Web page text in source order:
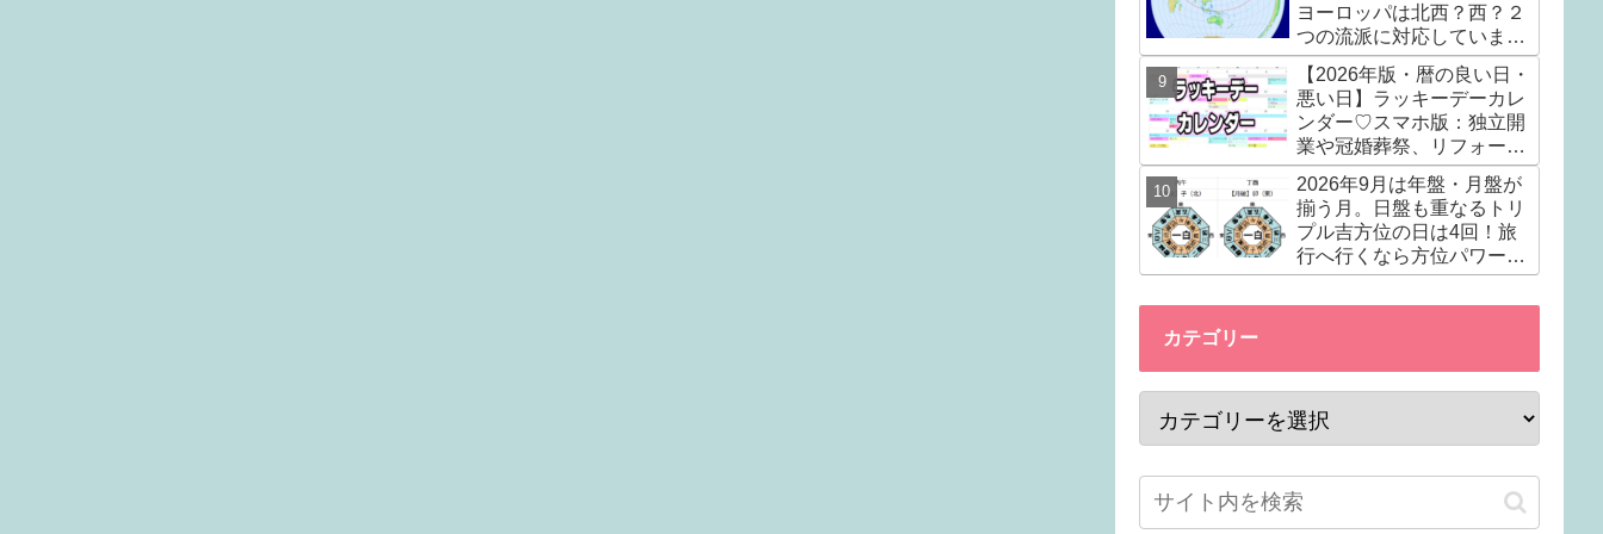
ヨーロッパは北西？西？２
つの流派に対応していま
す。
【2026年版・暦の良い日・
悪い日】ラッキーデーカレ
ンダー♡スマホ版：独立開
業や冠婚葬祭、リフォーム
などの日取りを決める前に
見てね
2026年9月は年盤・月盤が
揃う月。日盤も重なるトリ
プル吉方位の日は4回！旅
行へ行くなら方位パワーマ
ックスの日に出発！(本命星
別・吉方位付き)
カテゴリー